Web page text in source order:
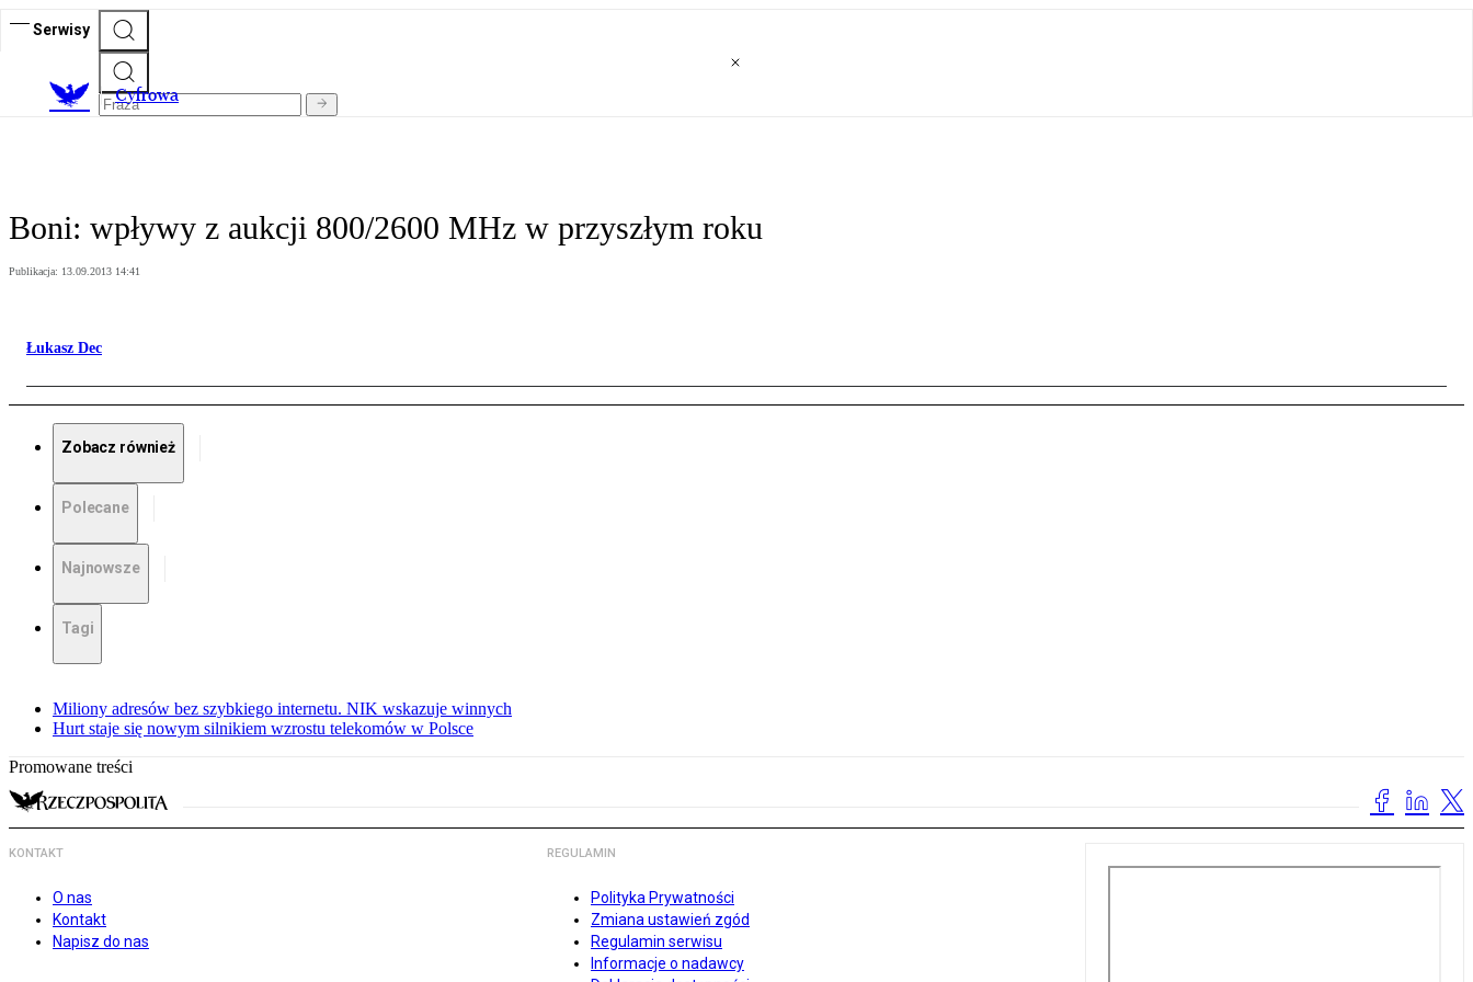
Serwisy
Cyfrowa
Boni: wpływy z aukcji 800/2600 MHz w przyszłym roku
Publikacja: 13.09.2013 14:41
Łukasz Dec
Zobacz również
Polecane
Najnowsze
Tagi
Miliony adresów bez szybkiego internetu. NIK wskazuje winnych
Hurt staje się nowym silnikiem wzrostu telekomów w Polsce
Promowane treści
KONTAKT
O nas
Kontakt
Napisz do nas
REGULAMIN
Polityka Prywatności
Zmiana ustawień zgód
Regulamin serwisu
Informacje o nadawcy